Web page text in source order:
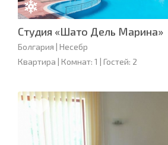
Студия «Шато Дель Марина»
Болгария | Несебр
Квартира | Комнат: 1 | Гостей: 2